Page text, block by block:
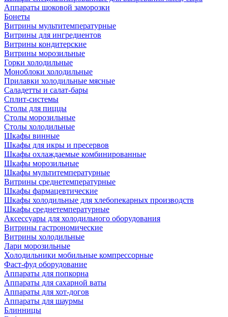
Аппараты шоковой заморозки
Бонеты
Витрины мультитемпературные
Витрины для ингредиентов
Витрины кондитерские
Витрины морозильные
Горки холодильные
Моноблоки холодильные
Прилавки холодильные мясные
Саладетты и салат-бары
Сплит-системы
Столы для пиццы
Столы морозильные
Столы холодильные
Шкафы винные
Шкафы для икры и пресервов
Шкафы охлаждаемые комбинированные
Шкафы морозильные
Шкафы мультитемпературные
Витрины среднетемпературные
Шкафы фармацевтические
Шкафы холодильные для хлебопекарных производств
Шкафы среднетемпературные
Аксессуары для холодильного оборудования
Витрины гастрономические
Витрины холодильные
Лари морозильные
Холодильники мобильные компрессорные
Фаст-фуд оборудование
Аппараты для попкорна
Аппараты для сахарной ваты
Аппараты для хот-догов
Аппараты для шаурмы
Блинницы